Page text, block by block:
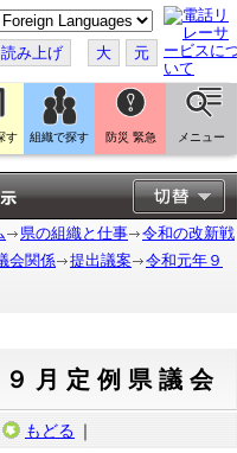
ペ
読み上げ 大 元
す 組織で探す 防災 緊急 メニュー
県の組織と仕事
令和の改新戦
会関係 提出議案
令和元年９
月定例県議会
もどる ｜